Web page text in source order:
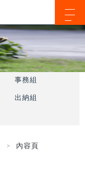
事務組
出納組
內容頁